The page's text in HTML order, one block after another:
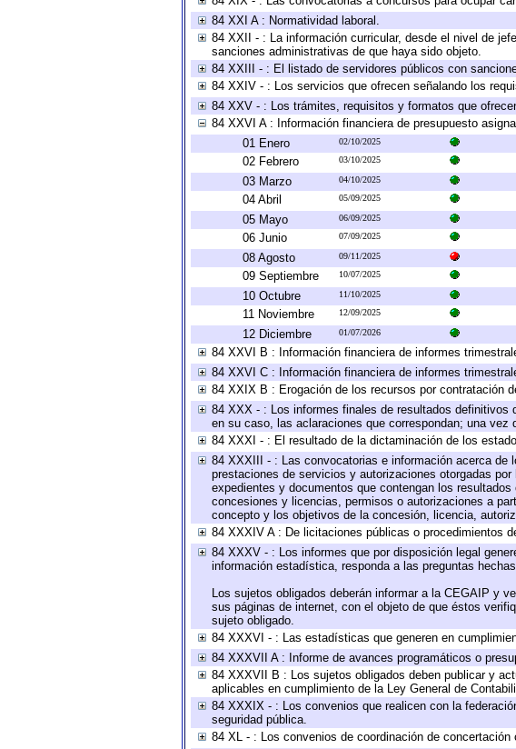
84 XXI A : Normatividad laboral.
84 XXII - : La información curricular, desde el nivel de
sanciones administrativas de que haya sido objeto.
84 XXIII - : El listado de servidores públicos con
84 XXIV - : Los servicios que ofrecen señalando los
84 XXV - : Los trámites, requisitos y formatos que
84 XXVI A : Información financiera de presupuesto
01 Enero
02/10/2025
02 Febrero 03/10/2025
03 Marzo 04/10/2025
04 Abril 05/09/2025
05 Mayo 06/09/2025
06 Junio 07/09/2025
08 Agosto 09/11/2025
09 Septiembre 10/07/2025
10 Octubre 11/10/2025
11 Noviembre 12/09/2025
12 Diciembre 01/07/2026
84 XXVI B : Información financiera de informes
84 XXVI C : Información financiera de informes
84 XXIX B : Erogación de los recursos por contratación
84 XXX - : Los informes finales de resultados definitivos
en su caso, las aclaraciones que correspondan; una
84 XXXI - : El resultado de la dictaminación de los
84 XXXIII - : Las convocatorias e información acerca
prestaciones de servicios y autorizaciones otorgadas
expedientes y documentos que contengan los
concesiones y licencias, permisos o autorizaciones a
concepto y los objetivos de la concesión, licencia,
84 XXXIV A : De licitaciones públicas o procedimientos
84 XXXV - : Los informes que por disposición legal
información estadística, responda a las preguntas
Los sujetos obligados deberán informar a la CEGAIP y
sus páginas de internet, con el objeto de que éstos
sujeto obligado.
84 XXXVI - : Las estadísticas que generen en
84 XXXVII A : Informe de avances programáticos o
84 XXXVII B : Los sujetos obligados deben publicar y
aplicables en cumplimiento de la Ley General de
84 XXXIX - : Los convenios que realicen con la
seguridad pública.
84 XL - : Los convenios de coordinación de